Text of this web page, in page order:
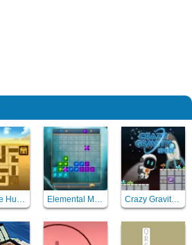
Treasure Hunt Neon Elemental Magic Puzzle Crazy Gravity Space